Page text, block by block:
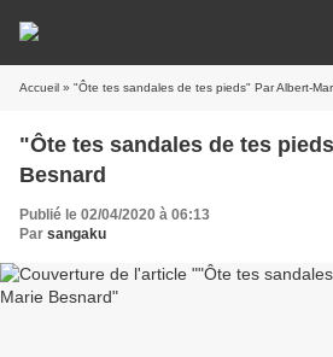
Accueil » "Ôte tes sandales de tes pieds" Par Albert-
"Ôte tes sandales de tes
Besnard
Publié le 02/04/2020 à 06:13
Par sangaku